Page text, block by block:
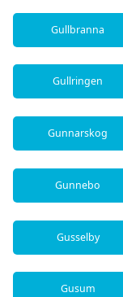
Gullbranna
Gullringen
Gunnarskog
Gunnebo
Gusselby
Gusum